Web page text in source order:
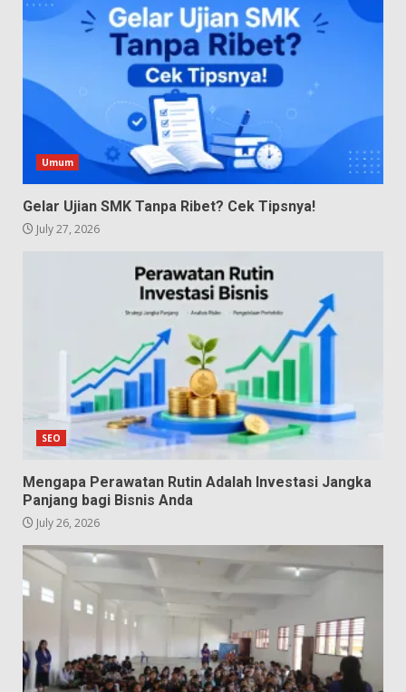
Umum
Gelar Ujian SMK Tanpa Ribet? Cek Tipsnya!
July 27, 2026
SEO
Mengapa Perawatan Rutin Adalah Investasi Jangka
Panjang bagi Bisnis Anda
July 26, 2026